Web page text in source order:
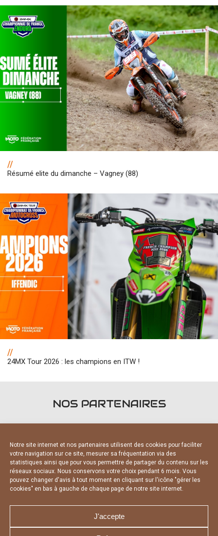
Notre site internet et nos partenaires utilisent des cookies pour faciliter
votre navigation sur ce site, mesurer sa fréquentation via des
statistiques ainsi que pour vous permettre de partager du contenu sur les
réseaux sociaux. Nous conservons votre choix pendant 6 mois. Vous
pouvez changer d'avis à tout moment en cliquant sur l'icône "gérer les
cookies" en bas à gauche de chaque page de notre site internet.
J'accepte
//
Résumé elite du dimanche – Vagney (88)
//
24MX Tour 2026 : les champions en ITW !
NOS PARTENAIRES
PARTENAIRES OFFICIELS